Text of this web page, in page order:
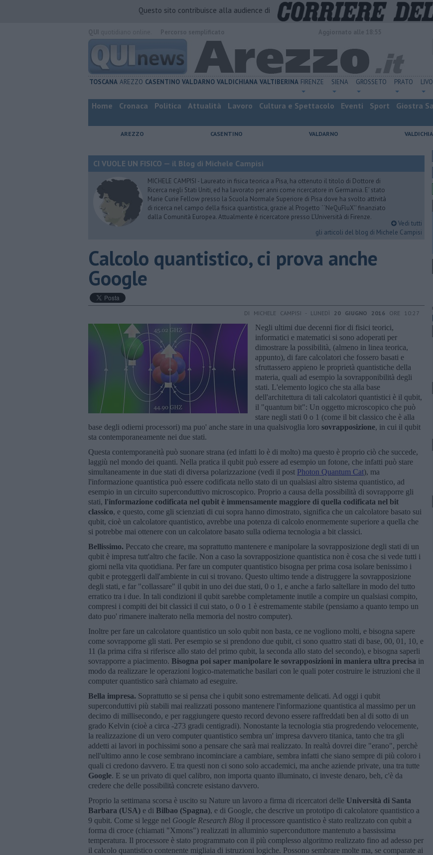
Questo sito contribuisce alla audience di
TOSCANA AREZZO CASENTINO VALDARNO VALDICHIANA VALTIBERINA FIRENZE SIENA GROSSETO PRATO
Home Cronaca Politica Attualità Lavoro Cultura e Spettacolo Eventi Sport Giostra
AREZZO CASENTINO VALDARNO
CI VUOLE UN FISICO — il Blog di Michele Campisi
MICHELE CAMPISI - Laureato in fisica teorica a Pisa, ha ottenuto il titolo di Dottore di
Ricerca negli Stati Uniti, ed ha lavorato per anni come ricercatore in Germania. E’ stato
Marie Curie Fellow presso la Scuola Normale Superiore di Pisa dove ha svolto attività
di ricerca nel campo della fisica quantistica, grazie al Progetto ``NeQuFluX'' finanziato
dalla Comunità Europea. Attualmente è ricercatore presso L’Università di Firenze.
Vedi tutti
gli articoli del blog di Michele Campisi
​Calcolo quantistico, ci prova anche
Google
DI MICHELE CAMPISI - LUNEDÌ 20 GIUGNO 2016 ORE 10:27
Negli ultimi due decenni fior di fisici teorici,
informatici e matematici si sono adoperati per
dimostrare la possibilità, (almeno in linea teorica,
appunto), di fare calcolatori che fossero basati e
sfruttassero appieno le proprietà quantistiche della
materia, quali ad esempio la sovrapponibilità degli
stati. L'elemento logico che sta alla base
dell'architettura di tali calcolatori quantistici è il qubit,
il "quantum bit": Un oggetto microscopico che può
stare negli stati 0 o 1 (come il bit classico che è alla
base degli odierni processori) ma puo' anche stare in una qualsivoglia loro sovrapposizione, in cui il qubit
sta contemporaneamente nei due stati.
Questa contemporaneità può suonare strana (ed infatti lo è di molto) ma questo è proprio ciò che succede,
laggiù nel mondo dei quanti. Nella pratica il qubit può essere ad esempio un fotone, che infatti può stare
simultaneamente in due stati di diversa polarizzazione (vedi il post Photon Quantum Cat), ma
l'informazione quantistica può essere codificata nello stato di un qualsiasi altro sistema quantistico, ad
esempio in un circuito superconduttivo microscopico. Proprio a causa della possibilità di sovrapporre gli
stati, l'informazione codificata nel qubit è immensamente maggiore di quella codificata nel bit
classico, e questo, come gli scienziati di cui sopra hanno dimostrato, significa che un calcolatore basato sui
qubit, cioè un calcolatore quantistico, avrebbe una potenza di calcolo enormemente superiore a quella che
si potrebbe mai ottenere con un calcolatore basato sulla odierna tecnologia a bit classici.
Bellissimo. Peccato che creare, ma soprattutto mantenere e manipolare la sovrapposizione degli stati di un
qubit è impresa tutt'altro che facile. Non a caso la sovrapposizione quantistica non è cosa che si vede tutti i
giorni nella vita quotidiana. Per fare un computer quantistico bisogna per prima cosa isolare benissimo i
qubit e proteggerli dall'ambiente in cui si trovano. Questo ultimo tende a distruggere la sovrapposizione
degli stati, e far "collassare" il qubit in uno dei due stati, 0 o 1, e anche a farlo saltellare in modo del tutto
erratico tra i due. In tali condizioni il qubit sarebbe completamente inutile a compire un qualsiasi compito,
compresi i compiti dei bit classici il cui stato, o 0 o 1 è estremamente stabile (pensiamo a quanto tempo un
dato puo' rimanere inalterato nella memoria del nostro computer).
Inoltre per fare un calcolatore quantistico un solo qubit non basta, ce ne vogliono molti, e bisogna sapere
come sovrapporne gli stati. Per esempio se si prendono due qubit, ci sono quattro stati di base, 00, 01, 10, e
11 (la prima cifra si riferisce allo stato del primo qubit, la seconda allo stato del secondo), e bisogna saperli
sovrapporre a piacimento. Bisogna poi saper manipolare le sovrapposizioni in maniera ultra precisa in
modo da realizzare le operazioni logico-matematiche basilari con le quali poter costruire le istruzioni che il
computer quantistico sarà chiamato ad eseguire.
Bella impresa. Soprattutto se si pensa che i qubit sono estremamente delicati. Ad oggi i qubit
superconduttivi più stabili mai realizzati possono mantenere l'informazione quantistica al massimo per un
decimo di millisecondo, e per raggiungere questo record devono essere raffreddati ben al di sotto di un
grado Kelvin (cioè a circa -273 gradi centigradi). Nonostante la tecnologia stia progredendo velocemente,
la realizzazione di un vero computer quantistico sembra un' impresa davvero titanica, tanto che tra gli
addetti ai lavori in pochissimi sono a pensare che sarà mai realizzato. In realtà dovrei dire "erano", perchè
nell'ultimo anno le cose sembrano incominciare a cambiare, sembra infatti che siano sempre di più coloro i
quali ci credono davvero. E tra questi non ci sono solo accademici, ma anche aziende private, una tra tutte
Google. E se un privato di quel calibro, non importa quanto illuminato, ci investe denaro, beh, c'è da
credere che delle possibilità concrete esistano davvero.
Proprio la settimana scorsa è uscito su Nature un lavoro a firma di ricercatori delle Università di Santa
Barbara (USA) e di Bilbao (Spagna), e di Google, che descrive un prototipo di calcolatore quantistico a
9 qubit. Come si legge nel Google Research Blog il processore quantistico è stato realizzato con qubit a
forma di croce (chiamati "Xmons") realizzati in alluminio superconduttore mantenuto a bassissima
temperatura. Il processore è stato programmato con il più complesso algoritmo realizzato fino ad adesso per
il calcolo quantistico contenente migliaia di istruzioni logiche. Possono sembrare molte ma, se comparate ai